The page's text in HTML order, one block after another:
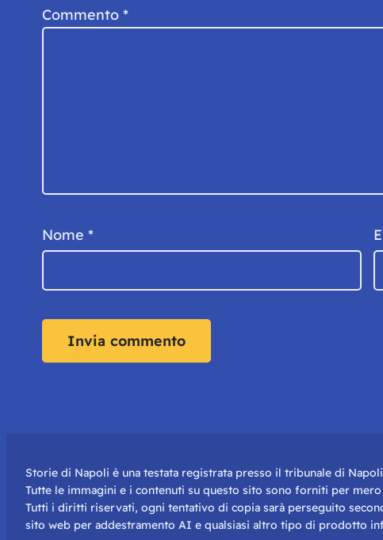
Commento *
Nome *
Storie di Napoli è una testata registrata presso il tribunale di
Tutte le immagini e i contenuti su questo sito sono forniti per
Tutti i diritti riservati, ogni tentativo di copia sarà perseguito
sito web per addestramento AI e qualsiasi altro tipo di prodotto